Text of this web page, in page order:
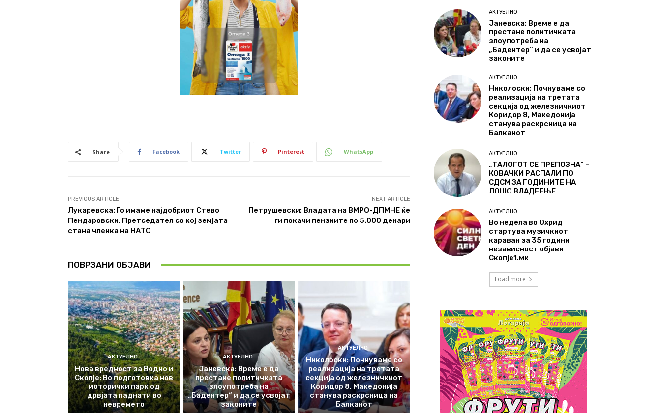
Share Facebook Twitter Pinterest WhatsApp
PREVIOUS ARTICLE
Лукаревска: Го имаме најдобриот Стево
Пендаровски, Претседател со кој земјата
стана членка на НАТО
NEXT ARTICLE
Петрушевски: Владата на ВМРО-ДПМНЕ ќе
ги покачи пензиите по 5.000 денари
ПОВРЗАНИ ОБЈАВИ
АКТУЕЛНО
Нова вредност за Водно и
Скопје: Во подготовка нов
моторички парк од
дрвјата паднати во
невремето
АКТУЕЛНО
Јаневска: Време е да
престане политичката
злоупотреба на
„Бадентер“ и да се усвојат
законите
АКТУЕЛНО
Николоски: Почнуваме со
реализација на третата
секција од железничкиот
Коридор 8, Македонија
станува раскрсница на
Балканот
АКТУЕЛНО
Јаневска: Време е да
престане политичката
злоупотреба на
„Бадентер“ и да се усвојат
законите
АКТУЕЛНО
Николоски: Почнуваме со
реализација на третата
секција од железничкиот
Коридор 8, Македонија
станува раскрсница на
Балканот
АКТУЕЛНО
„ТАЛОГОТ СЕ ПРЕПОЗНА“ –
КОВАЧКИ РАСПАЛИ ПО
СДСМ ЗА ГОДИНИТЕ НА
ЛОШО ВЛАДЕЕЊЕ
АКТУЕЛНО
Во недела во Охрид
стартува музичкиот
караван за 35 години
независност објави
Скопје1.мк
Load more